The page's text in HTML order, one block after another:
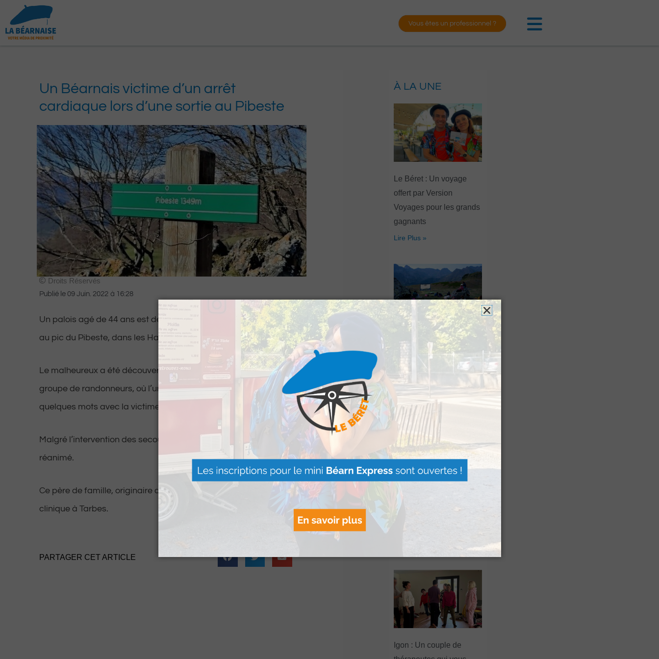
contenu
Vous êtes un professionnel ?
Un Béarnais victime d’un arrêt
cardiaque lors d’une sortie au Pibeste
Droits Réservés
Publié le 09 Juin. 2022 à 16:28
Un palois agé de 44 ans est décédé ce lundi matin lors d’une sortie
au pic du Pibeste, dans les Hautes-Pyrénées.
Le malheureux a été découvert inconscient dans un chemin par un
groupe de randonneurs, où l’un d’entre eux avait échangé
quelques mots avec la victime avant le drame.
Malgré l’intervention des secouristes, le quadragénaire n’a pu être
réanimé.
Ce père de famille, originaire de Pau, était vétérinaire dans une
clinique à Tarbes.
PARTAGER CET ARTICLE
À LA UNE
Le Béret : Un voyage
offert par Version
Voyages pour les grands
gagnants
Lire Plus »
Artouste : Le Festival
Image Montagne
s’installe à la Sagette
Lire Plus »
se poursuit jusqu’à la fin
de l’été à La Pierre Saint-
Igon : Un couple de